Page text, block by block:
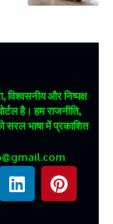
और निष्पक्ष
है। हम राजनीति,
भाषा में प्रकाशित